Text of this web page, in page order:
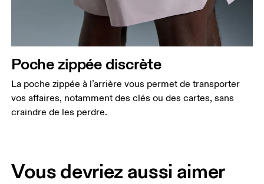
Poche zippée discrète
La poche zippée à l’arrière vous permet de transporter
vos affaires, notamment des clés ou des cartes, sans
craindre de les perdre.
Vous devriez aussi aimer